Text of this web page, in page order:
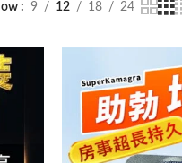
9 12 18 24